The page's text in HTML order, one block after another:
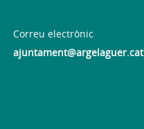
Correu electrònic
ajuntament@argelaguer.cat